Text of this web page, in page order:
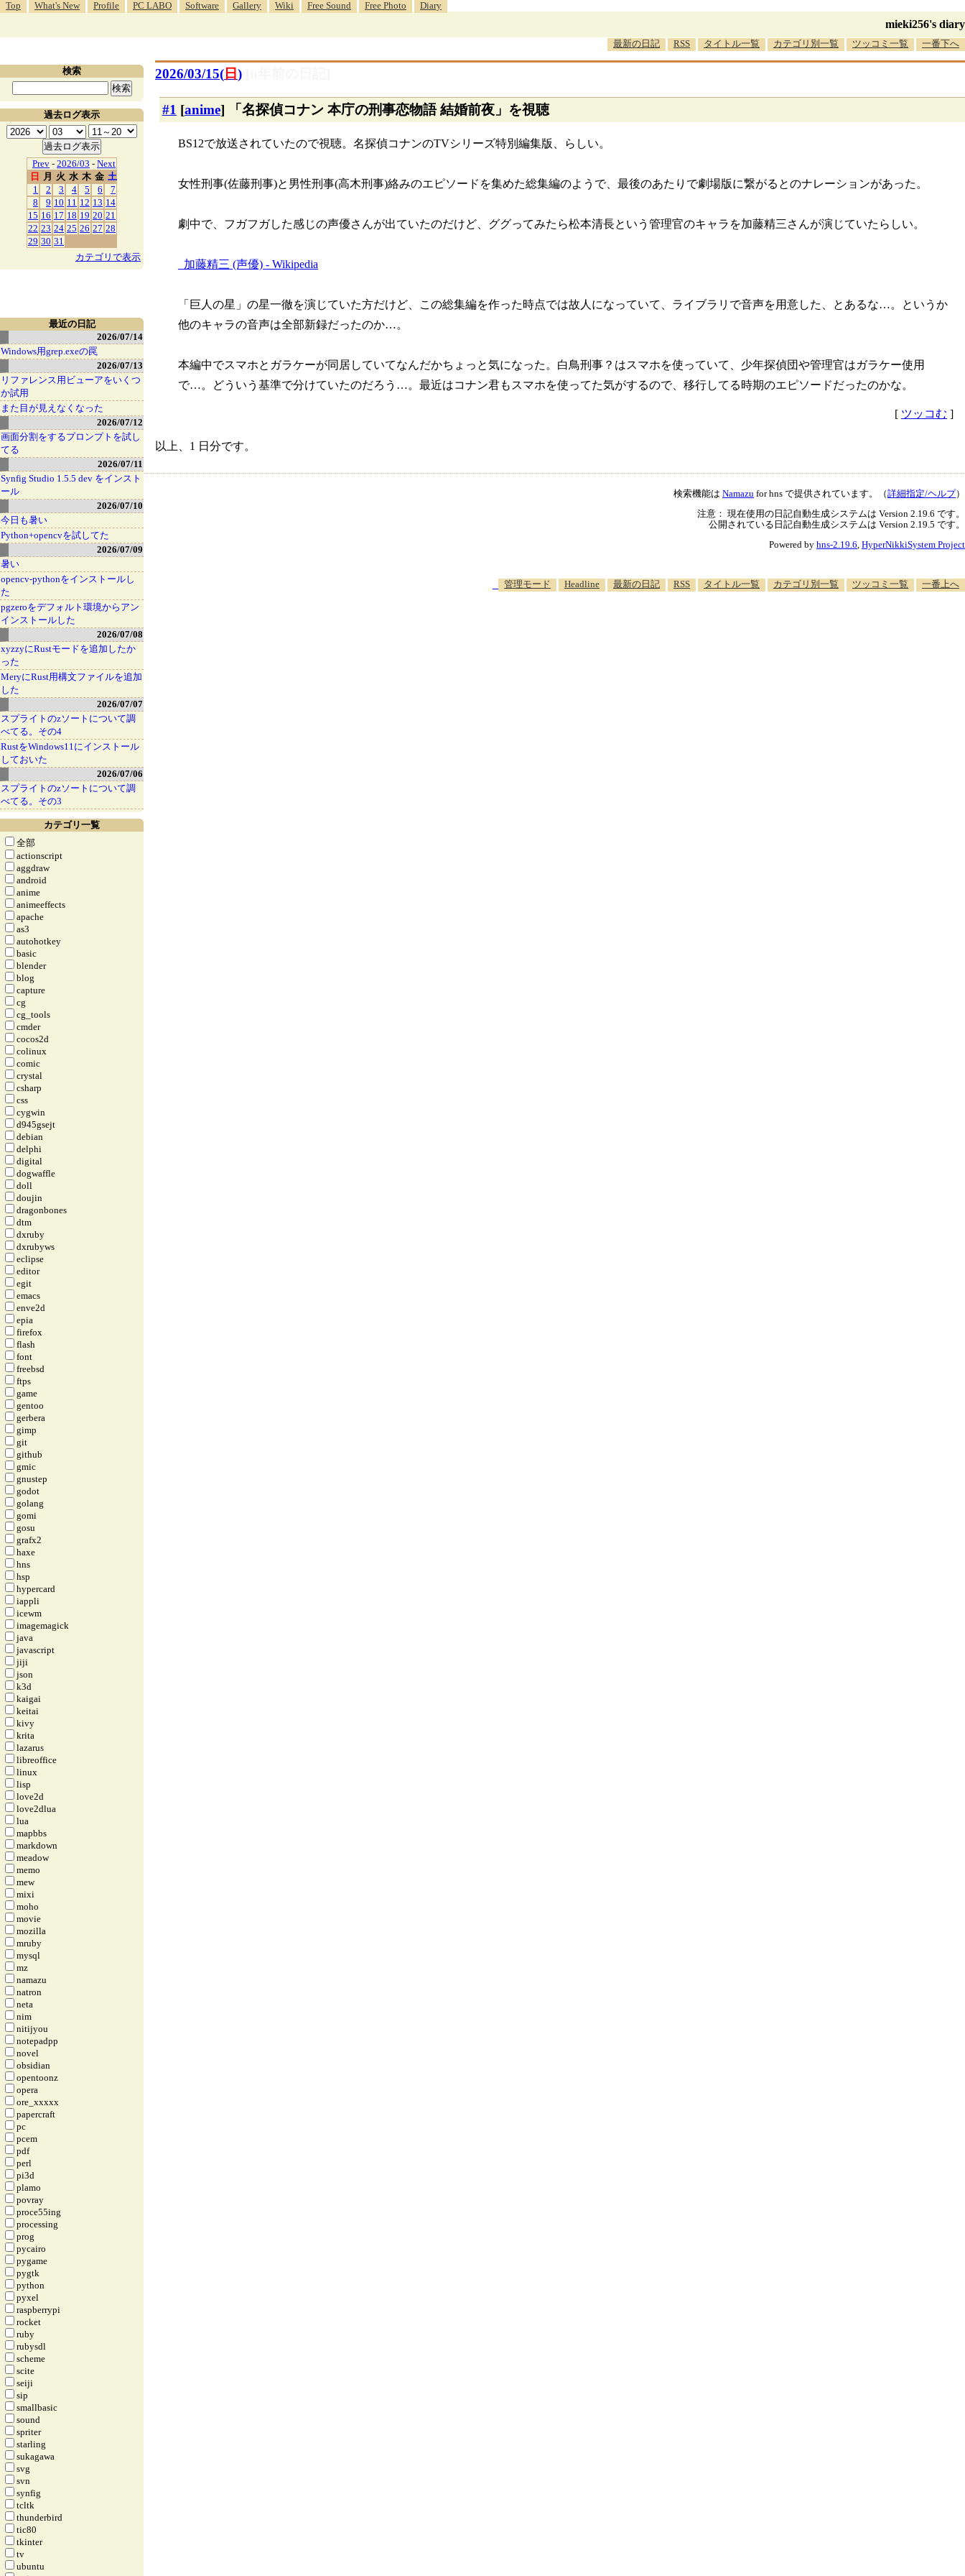
Top What's New Profile PC LABO Software Gallery Wiki Free Sound Free Photo Diary
mieki256's diary
最新の日記 RSS タイトル一覧 カテゴリ別一覧 ツッコミ一覧 一番下へ
2026/03/15( 日)
#1 [anime] 「名探偵コナン 本庁の刑事恋物語 結婚前夜」を視聴
BS12で放送されていたので視聴。名探偵コナンのTVシリーズ特別編集版、らしい。
女性刑事(佐藤刑事)と男性刑事(高木刑事)絡みのエピソードを集めた総集編のようで、最後のあたりで劇場版に繋がるとのナレーションがあった。
劇中で、フガフガした感じの声優さんが出ていたのだけど、ググってみたら松本清長という管理官のキャラを加藤精三さんが演じていたらしい。
加藤精三 (声優) - Wikipedia
「巨人の星」の星一徹を演じていた方だけど、この総集編を作った時点では故人になっていて、ライブラリで音声を用意した、とあるな…。というか
他のキャラの音声は全部新録だったのか…。
本編中でスマホとガラケーが同居していてなんだかちょっと気になった。白鳥刑事？はスマホを使っていて、少年探偵団や管理官はガラケー使用
で…。どういう基準で分けていたのだろう…。最近はコナン君もスマホを使ってた気がするので、移行してる時期のエピソードだったのかな。
[ ツッコむ ]
以上、1 日分です。
最近の日記
2026/07/14
Windows用grep.exeの罠
2026/07/13
リファレンス用ビューアをいくつ
か試用
また目が見えなくなった
2026/07/12
画面分割をするプロンプトを試し
てる
2026/07/11
Synfig Studio 1.5.5 dev をインスト
ール
2026/07/10
今日も暑い
Python+opencvを試してた
2026/07/09
暑い
opencv-pythonをインストールし
た
pgzeroをデフォルト環境からアン
インストールした
2026/07/08
xyzzyにRustモードを追加したか
った
MeryにRust用構文ファイルを追加
した
2026/07/07
スプライトのzソートについて調
べてる。その4
RustをWindows11にインストール
しておいた
2026/07/06
スプライトのzソートについて調
べてる。その3
カテゴリ一覧
全部
actionscript
aggdraw
android
anime
animeeffects
apache
as3
autohotkey
basic
blender
blog
capture
cg
cg_tools
cmder
cocos2d
colinux
comic
crystal
csharp
css
cygwin
d945gsejt
debian
delphi
digital
dogwaffle
doll
doujin
dragonbones
dtm
dxruby
dxrubyws
eclipse
editor
egit
emacs
enve2d
epia
firefox
flash
font
freebsd
ftps
game
gentoo
gerbera
gimp
git
github
gmic
gnustep
godot
golang
gomi
gosu
grafx2
haxe
hns
hsp
hypercard
iappli
icewm
imagemagick
java
javascript
jiji
json
k3d
kaigai
keitai
kivy
krita
lazarus
libreoffice
linux
lisp
love2d
love2dlua
lua
mapbbs
markdown
meadow
memo
mew
mixi
moho
movie
mozilla
mruby
mysql
mz
namazu
natron
neta
nim
nitijyou
notepadpp
novel
obsidian
opentoonz
opera
ore_xxxxx
papercraft
pc
pcem
pdf
perl
pi3d
plamo
povray
proce55ing
processing
prog
pycairo
pygame
pygtk
python
pyxel
raspberrypi
rocket
ruby
rubysdl
scheme
scite
seiji
sip
smallbasic
sound
spriter
starling
sukagawa
svg
svn
synfig
tcltk
thunderbird
tic80
tkinter
tv
ubuntu
検索
過去ログ表示
Prev - 2026/03 - Next
日
月 火 水 木 金 土
1
2 3 4 5 6
7
8
9 10 11 12 13 14
15 16 17 18 19 20 21
22 23 24 25 26 27 28
29 30 31
カテゴリで表示
検索機能は Namazu for hns で提供されています。（詳細指定/ヘルプ）
注意： 現在使用の日記自動生成システムは Version 2.19.6 です。
公開されている日記自動生成システムは Version 2.19.5 です。
Powered by hns-2.19.6 HyperNikkiSystem Project
管理モード Headline 最新の日記 RSS タイトル一覧 カテゴリ別一覧 ツッコミ一覧 一番上へ